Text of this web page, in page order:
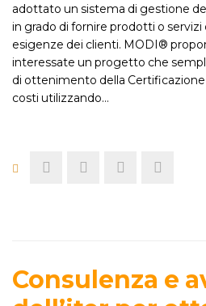
adottato un sistema di gestione
in grado di fornire prodotti o servizi
esigenze dei clienti. MODI®
interessate un progetto che
di ottenimento della
costi utilizzando…
Consulenza e